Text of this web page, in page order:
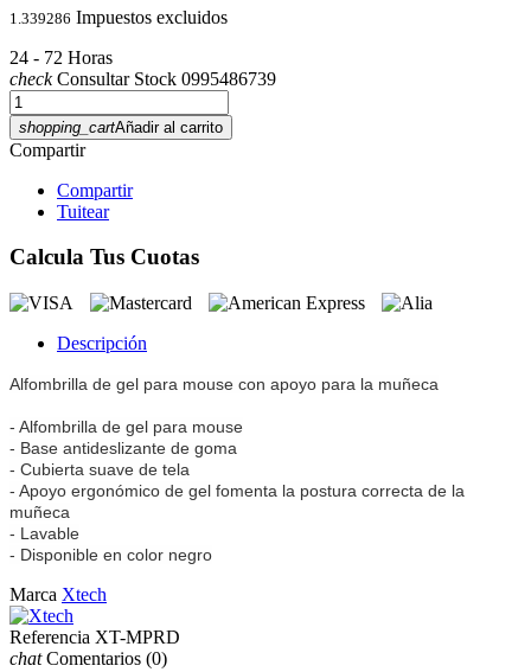
1.339286 Impuestos excluidos
24 - 72 Horas
checkConsultar Stock 0995486739
shopping_cartAñadir al carrito
Compartir
Compartir
Tuitear
Calcula Tus Cuotas
Descripción
Alfombrilla de gel para mouse con apoyo para la muñeca
- Alfombrilla de gel para mouse
- Base antideslizante de goma
- Cubierta suave de tela
- Apoyo ergonómico de gel fomenta la postura correcta de la
muñeca
- Lavable
- Disponible en color negro
Marca Xtech
Referencia XT-MPRD
chat Comentarios (0)